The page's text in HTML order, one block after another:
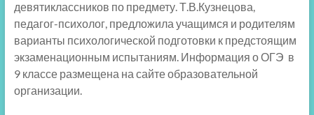
девятиклассников по предмету. Т.В.Кузнецова,
педагог-психолог, предложила учащимся и родителям
варианты психологической подготовки к предстоящим
экзаменационным испытаниям. Информация о ОГЭ в
9 классе размещена на сайте образовательной
организации.